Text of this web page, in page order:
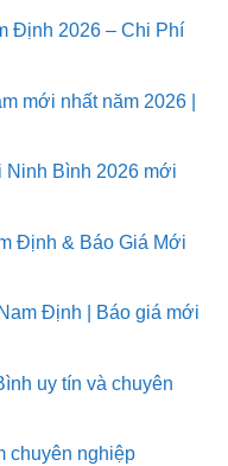
Định 2026 – Chi Phí
mới nhất năm 2026 |
Ninh Bình 2026 mới
Định & Báo Giá Mới
Định | Báo giá mới
uy tín và chuyên
chuyên nghiệp